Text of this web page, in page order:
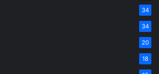
34
34
20
18